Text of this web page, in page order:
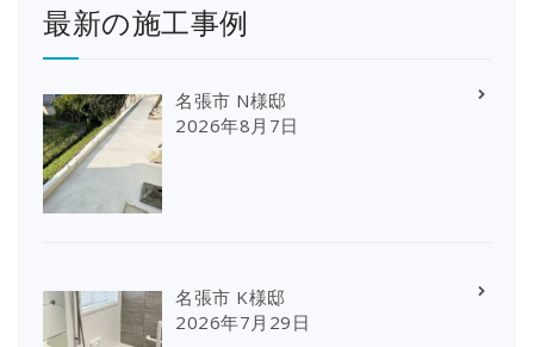
最新の施工事例
名張市 N様邸
2026年8月7日
名張市 K様邸
2026年7月29日